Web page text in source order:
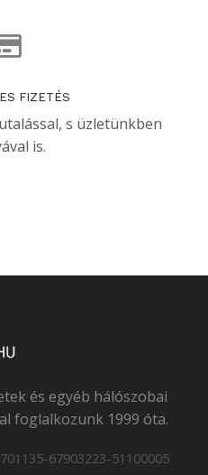
FIZETÉS
s üzletünkben
is.
és egyéb hálószobai
foglalkozunk 1999 óta.
67903223-51100005